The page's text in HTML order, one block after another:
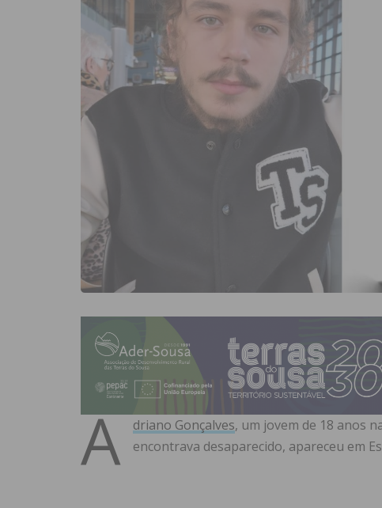
A driano Gonçalves, um jovem de 18 anos
encontrava desaparecido, apareceu em